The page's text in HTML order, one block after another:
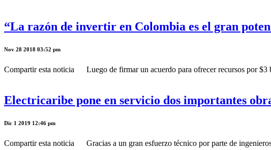
“La razón de invertir en Colombia es el gran
Nov 28 2018 03:52 pm
Compartir esta noticia Luego de firmar un acuerdo para ofrecer recursos por $3
Electricaribe pone en servicio dos importantes
Dic 1 2019 12:46 pm
Compartir esta noticia Gracias a un gran esfuerzo técnico por parte de